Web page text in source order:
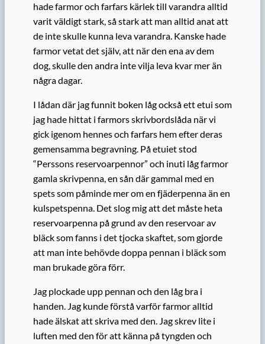
hade farmor och farfars kärlek till varandra alltid
varit väldigt stark, så stark att man alltid anat att
de inte skulle kunna leva varandra. Kanske hade
farmor vetat det själv, att när den ena av dem
dog, skulle den andra inte vilja leva kvar mer än
några dagar.
I lådan där jag funnit boken låg också ett etui som
jag hade hittat i farmors skrivbordslåda när vi
gick igenom hennes och farfars hem efter deras
gemensamma begravning. På etuiet stod
“Perssons reservoarpennor” och inuti låg farmor
gamla skrivpenna, en sån där gammal med en
spets som påminde mer om en fjäderpenna än en
kulspetspenna. Det slog mig att det måste heta
reservoarpenna på grund av den reservoar av
bläck som fanns i det tjocka skaftet, som gjorde
att man inte behövde doppa pennan i bläck som
man brukade göra förr.
Jag plockade upp pennan och den låg bra i
handen. Jag kunde förstå varför farmor alltid
hade älskat att skriva med den. Jag skrev lite i
luften med den för att känna på tyngden och